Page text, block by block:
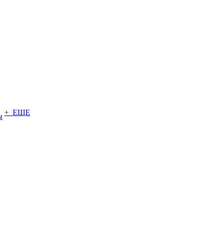
+ ЕЩЕ